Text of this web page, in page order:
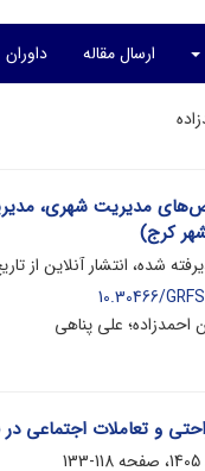
ارسال مقاله داوران
مدیریت شهری،
کرج)
شده، انتشار آنلاین از
10.30466/
علی پناهی
و تعاملات اجتماعی
118-133